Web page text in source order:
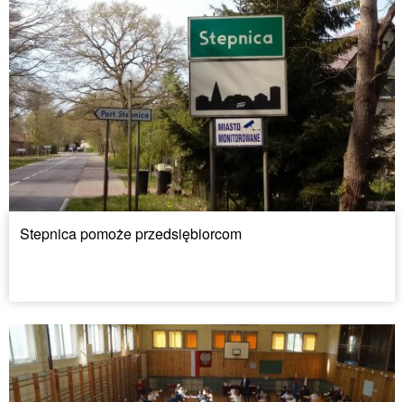
Stepnica pomoże przedsiębiorcom